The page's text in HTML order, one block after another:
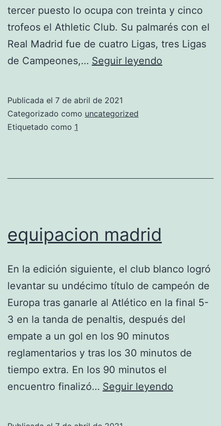
tercer puesto lo ocupa con treinta y cinco
trofeos el Athletic Club. Su palmarés con el
Real Madrid fue de cuatro Ligas, tres Ligas
de Campeones,… Seguir leyendo
Publicada el 7 de abril de 2021
Categorizado como uncategorized
Etiquetado como 1
equipacion madrid
En la edición siguiente, el club blanco logró
levantar su undécimo título de campeón de
Europa tras ganarle al Atlético en la final 5-
3 en la tanda de penaltis, después del
empate a un gol en los 90 minutos
reglamentarios y tras los 30 minutos de
tiempo extra. En los 90 minutos el
encuentro finalizó… Seguir leyendo